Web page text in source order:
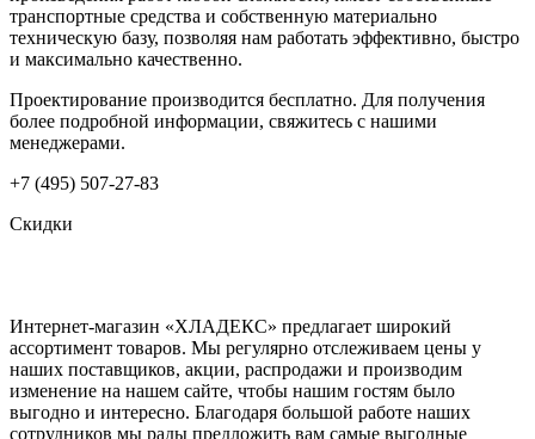
транспортные средства и собственную материально
техническую базу, позволяя нам работать эффективно, быстро
и максимально качественно.
Проектирование производится бесплатно. Для получения
более подробной информации, свяжитесь с нашими
менеджерами.
+7 (495) 507-27-83
Скидки
Интернет-магазин «ХЛАДЕКС» предлагает широкий
ассортимент товаров. Мы регулярно отслеживаем цены у
наших поставщиков, акции, распродажи и производим
изменение на нашем сайте, чтобы нашим гостям было
выгодно и интересно. Благодаря большой работе наших
сотрудников мы рады предложить вам самые выгодные